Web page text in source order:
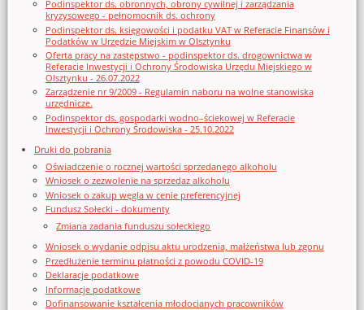
Podinspektor ds. obronnych, obrony cywilnej i zarządzania
kryzysowego - pełnomocnik ds. ochrony
Podinspektor ds. księgowości i podatku VAT w Referacie Finansów i
Podatków w Urzędzie Miejskim w Olsztynku
Oferta pracy na zastępstwo - podinspektor ds. drogownictwa w
Referacie Inwestycji i Ochrony Środowiska Urzędu Miejskiego w
Olsztynku - 26.07.2022
Zarządzenie nr 9/2009 - Regulamin naboru na wolne stanowiska
urzędnicze.
Podinspektor ds. gospodarki wodno–ściekowej w Referacie
Inwestycji i Ochrony Środowiska - 25.10.2022
Druki do pobrania
Oświadczenie o rocznej wartości sprzedanego alkoholu
Wniosek o zezwolenie na sprzedaz alkoholu
Wniosek o zakup węgla w cenie preferencyjnej
Fundusz Sołecki - dokumenty
Zmiana zadania funduszu sołeckiego
Wniosek o wydanie odpisu aktu urodzenia, małżeństwa lub zgonu
Przedłużenie terminu płatności z powodu COVID-19
Deklaracje podatkowe
Informacje podatkowe
Dofinansowanie kształcenia młodocianych pracowników